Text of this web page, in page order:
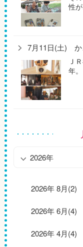
性
7月11日(土) か
Ｊ
年
2026年
2026年 8月(2)
2026年 6月(4)
2026年 4月(4)